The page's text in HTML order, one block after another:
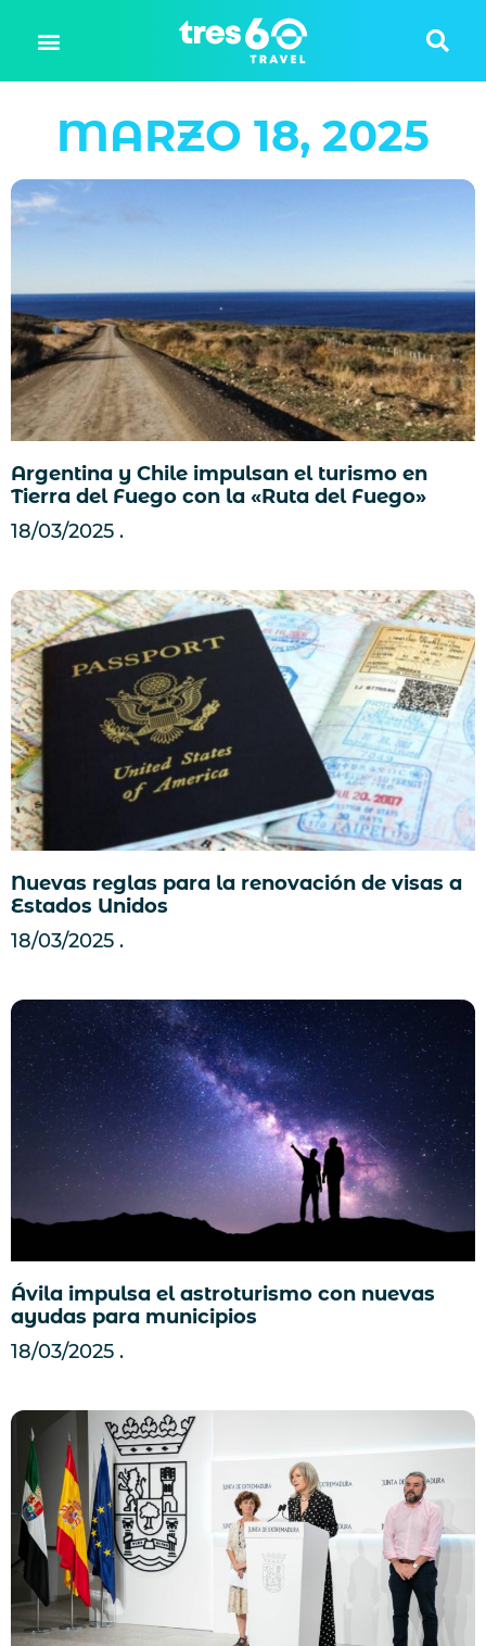
MARZO 18, 2025
Argentina y Chile impulsan el turismo en
Tierra del Fuego con la «Ruta del Fuego»
18/03/2025
Nuevas reglas para la renovación de visas a
Estados Unidos
18/03/2025
Ávila impulsa el astroturismo con nuevas
ayudas para municipios
18/03/2025